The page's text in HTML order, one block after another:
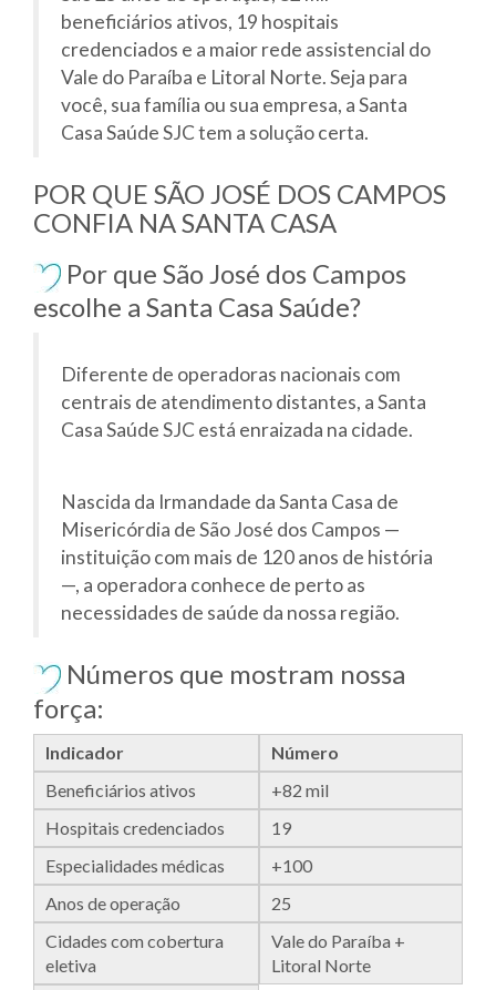
beneficiários ativos, 19 hospitais
credenciados e a maior rede assistencial do
Vale do Paraíba e Litoral Norte. Seja para
você, sua família ou sua empresa, a Santa
Casa Saúde SJC tem a solução certa.
POR QUE SÃO JOSÉ DOS CAMPOS
CONFIA NA SANTA CASA
Por que São José dos Campos
escolhe a Santa Casa Saúde?
Diferente de operadoras nacionais com
centrais de atendimento distantes, a Santa
Casa Saúde SJC está enraizada na cidade.
Nascida da Irmandade da Santa Casa de
Misericórdia de São José dos Campos —
instituição com mais de 120 anos de história
—, a operadora conhece de perto as
necessidades de saúde da nossa região.
Números que mostram nossa
força:
Indicador
Número
Beneficiários ativos
+82 mil
Hospitais credenciados
19
Especialidades médicas
+100
Anos de operação
25
Cidades com cobertura
eletiva
Vale do Paraíba +
Litoral Norte